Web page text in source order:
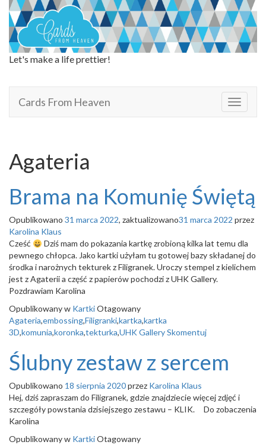
Let's make a life prettier!
T
o
v
g
t
i
o
Cards From Heaven
Agateria
Brama na Komunię Świętą
Opublikowano 31 marca 2022, zaktualizowano31 marca 2022 przez
Karolina Klaus
Cześć
Dziś mam do pokazania kartkę zrobioną kilka lat temu dla
pewnego chłopca. Jako kartki użyłam tu gotowej bazy składanej do
środka i narożnych tekturek z Filigranek. Uroczy stempel z kielichem
jest z Agaterii a część z papierów pochodzi z UHK Gallery.
Pozdrawiam Karolina
Opublikowany w KartkiOtagowany
Agateria,embossing,Filigranki,kartka,kartka
3D,komunia,koronka,tekturka,UHK GallerySkomentuj
Ślubny zestaw z sercem
Opublikowano 18 sierpnia 2020przez Karolina Klaus
Hej, dziś zapraszam do Filigranek, gdzie znajdziecie więcej zdjęć i
szczegóły powstania dzisiejszego zestawu – KLIK. Do zobaczenia
Karolina
Opublikowany w KartkiOtagowany